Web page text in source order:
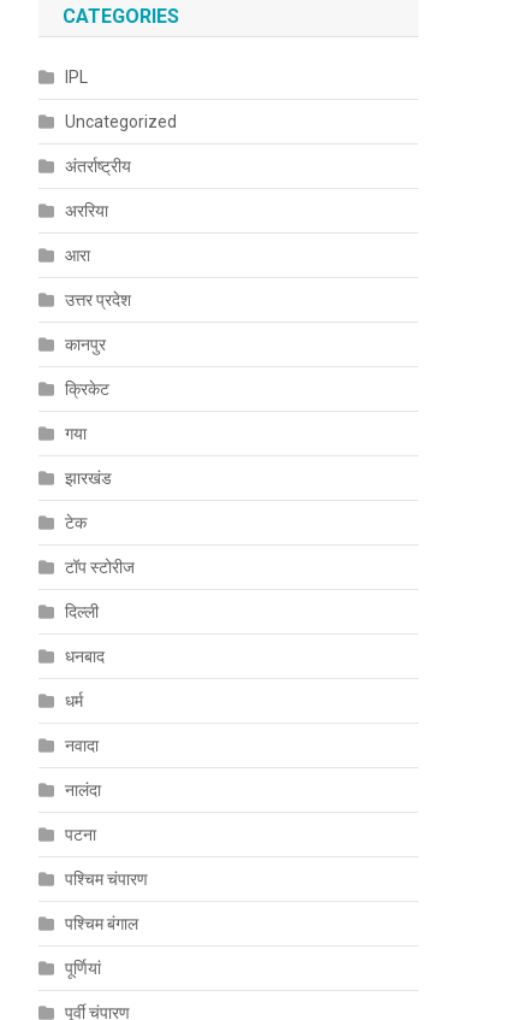
CATEGORIES
IPL
Uncategorized
अंतर्राष्ट्रीय
अररिया
आरा
उत्तर प्रदेश
कानपुर
क्रिकेट
गया
झारखंड
टेक
टॉप स्टोरीज
दिल्ली
धनबाद
धर्म
नवादा
नालंदा
पटना
पश्चिम चंपारण
पश्चिम बंगाल
पूर्णियां
पूर्वी चंपारण